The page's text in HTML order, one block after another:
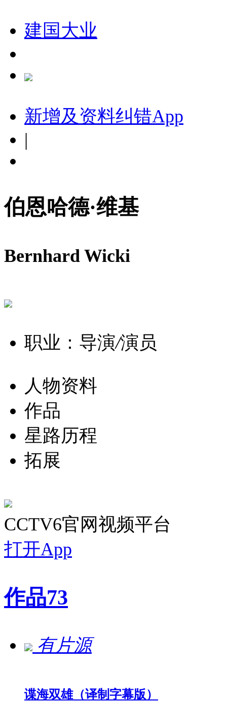
建国大业
新增及资料纠错App
|
伯恩哈德·维基
Bernhard Wicki
职业：导演/演员
人物资料
作品
星路历程
拓展
CCTV6官网视频平台
打开App
作品73
有片源
谍海双雄（译制字幕版）